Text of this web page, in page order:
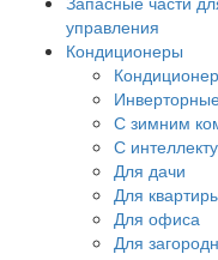
управления
Кондиционеры
С зимним
С
Для дачи
Для
Для офиса
Для